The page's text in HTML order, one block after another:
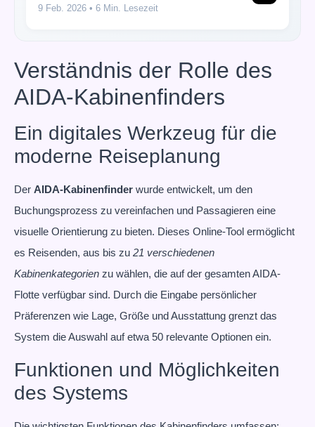
9 Feb. 2026 • 6 Min. Lesezeit
Verständnis der Rolle des
AIDA-Kabinenfinders
Ein digitales Werkzeug für die
moderne Reiseplanung
Der AIDA-Kabinenfinder wurde entwickelt, um den
Buchungsprozess zu vereinfachen und Passagieren eine
visuelle Orientierung zu bieten. Dieses Online-Tool ermöglicht
es Reisenden, aus bis zu 21 verschiedenen
Kabinenkategorien zu wählen, die auf der gesamten AIDA-
Flotte verfügbar sind. Durch die Eingabe persönlicher
Präferenzen wie Lage, Größe und Ausstattung grenzt das
System die Auswahl auf etwa 50 relevante Optionen ein.
Funktionen und Möglichkeiten
des Systems